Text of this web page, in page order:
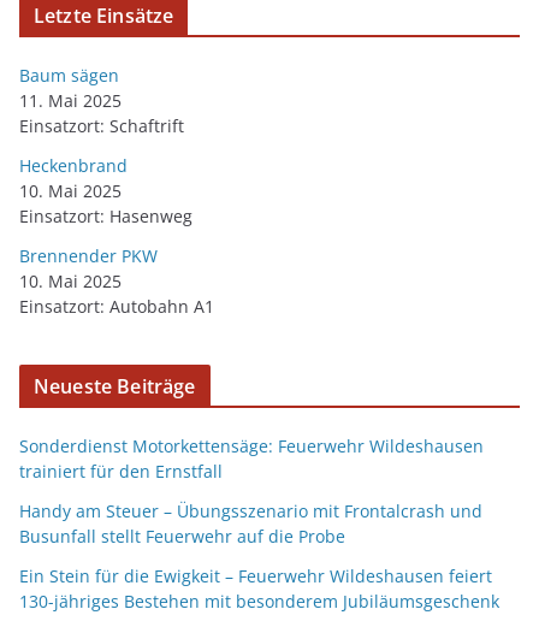
Letzte Einsätze
Baum sägen
11. Mai 2025
Einsatzort: Schaftrift
Heckenbrand
10. Mai 2025
Einsatzort: Hasenweg
Brennender PKW
10. Mai 2025
Einsatzort: Autobahn A1
Neueste Beiträge
Sonderdienst Motorkettensäge: Feuerwehr Wildeshausen
trainiert für den Ernstfall
Handy am Steuer – Übungsszenario mit Frontalcrash und
Busunfall stellt Feuerwehr auf die Probe
Ein Stein für die Ewigkeit – Feuerwehr Wildeshausen feiert
130-jähriges Bestehen mit besonderem Jubiläumsgeschenk